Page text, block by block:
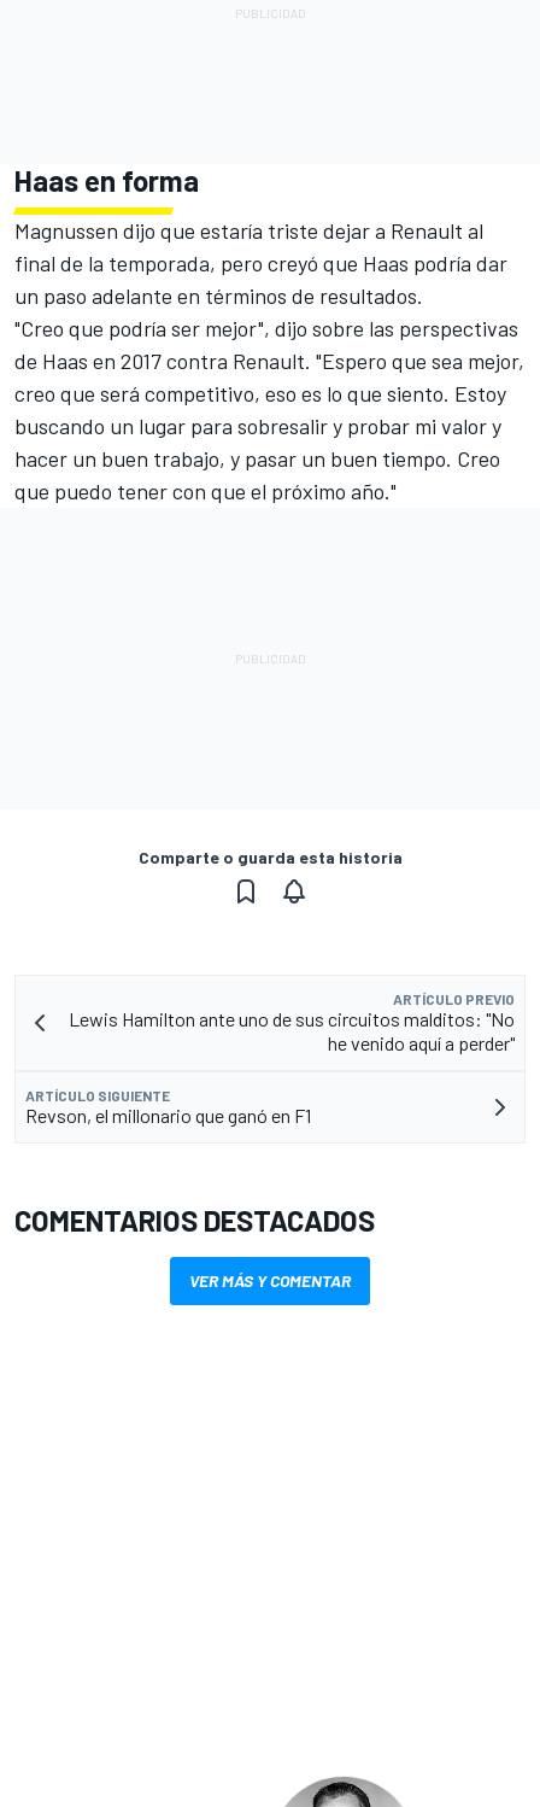
Haas en forma
Magnussen dijo que estaría triste dejar a Renault al
final de la temporada, pero creyó que Haas podría dar
un paso adelante en términos de resultados.
"Creo que podría ser mejor", dijo sobre las perspectivas
de Haas en 2017 contra Renault. "Espero que sea mejor,
creo que será competitivo, eso es lo que siento. Estoy
buscando un lugar para sobresalir y probar mi valor y
hacer un buen trabajo, y pasar un buen tiempo. Creo
que puedo tener con que el próximo año."
Comparte o guarda esta historia
ARTÍCULO PREVIO
Lewis Hamilton ante uno de sus circuitos malditos: "No
he venido aquí a perder"
ARTÍCULO SIGUIENTE
Revson, el millonario que ganó en F1
COMENTARIOS DESTACADOS
VER MÁS Y COMENTAR